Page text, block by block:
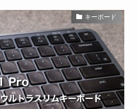
キーボード